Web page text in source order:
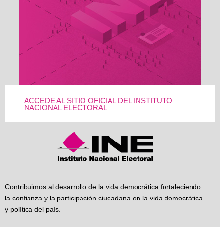
ACCEDE AL SITIO OFICIAL DEL INSTITUTO
NACIONAL ELECTORAL
Contribuimos al desarrollo de la vida democrática fortaleciendo
la confianza y la participación ciudadana en la vida democrática
y política del país.